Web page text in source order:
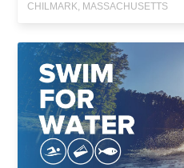
CHILMARK, MASSACHUSETTS